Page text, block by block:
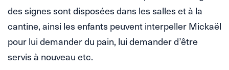
des signes sont disposées dans les salles et à la
cantine, ainsi les enfants peuvent interpeller Mickaël
pour lui demander du pain, lui demander d’être
servis à nouveau etc.